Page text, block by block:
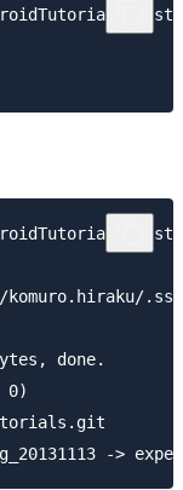
komuro.hiraku/
done.
0)